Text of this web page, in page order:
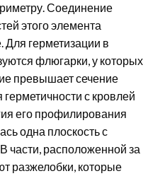
Соединение
этого элемента
Для герметизации в
флюгарки, у которых
превышает сечение
с кровлей
его профилирования
одна плоскость с
части, расположенной за
разжелобки, которые